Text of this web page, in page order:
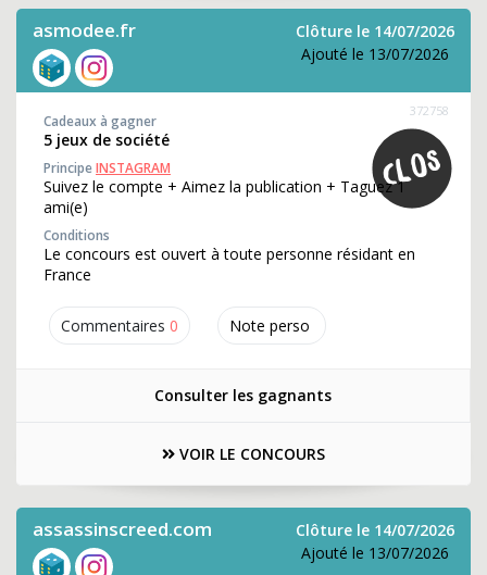
asmodee.fr
Clôture le 14/07/2026
Ajouté le 13/07/2026
Commentaires 0 Note perso
372758
Cadeaux à gagner
5 jeux de société
PrincipeINSTAGRAM
Suivez le compte + Aimez la publication + Taguez 1
ami(e)
Conditions
Le concours est ouvert à toute personne résidant en
France
Consulter les gagnants
VOIR LE CONCOURS
assassinscreed.com
Clôture le 14/07/2026
Ajouté le 13/07/2026